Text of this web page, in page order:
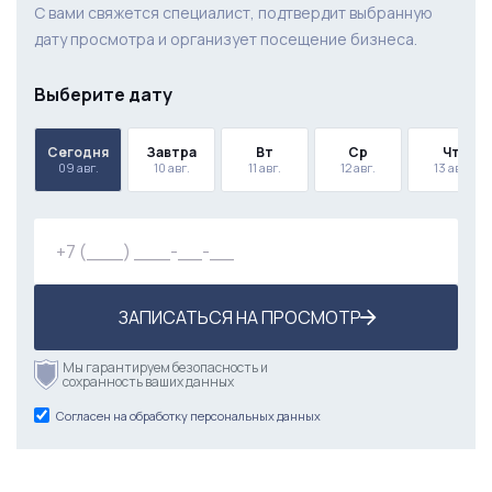
Варианты найма персонала
С вами свяжется специалист, подтвердит выбранную
дату просмотра и организует посещение бизнеса.
Выберите дату
Сегодня
09 авг.
Завтра
10 авг.
Вт
11 авг.
Ср
12 авг.
Чт
13 авг.
ЗАПИСАТЬСЯ НА ПРОСМОТР
Мы гарантируем безопасность и
сохранность ваших данных
Согласен на обработку персональных данных